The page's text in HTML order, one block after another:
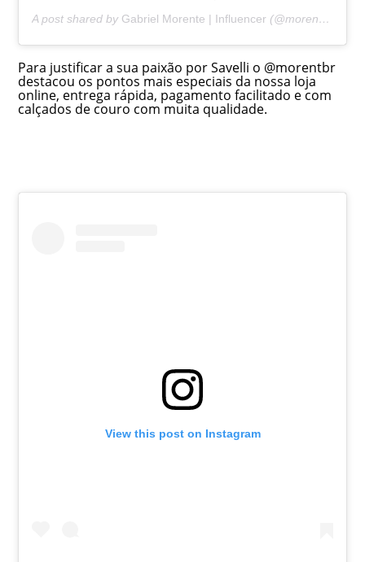
A post shared by Gabriel Morente | Influencer (@morentebr) on
Para justificar a sua paixão por Savelli o @morentbr
destacou os pontos mais especiais da nossa loja
online, entrega rápida, pagamento facilitado e com
calçados de couro com muita qualidade.
View this post on Instagram